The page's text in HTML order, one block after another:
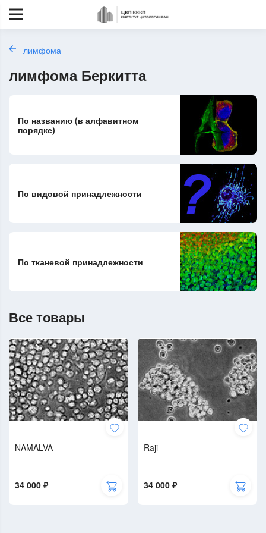
лимфома
лимфома Беркитта
По названию (в алфавитном
порядке)
По видовой принадлежности
По тканевой принадлежности
Все товары
NAMALVA
34 000 ₽
Raji
34 000 ₽